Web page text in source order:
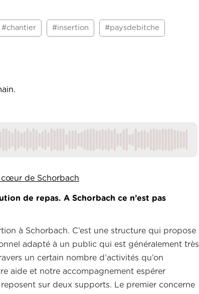
#chantier #insertion #paysdebitche
cœur de Schorbach
de repas. A Schorbach ce n’est pas
à Schorbach. C’est une structure qui propose
adapté à un public qui est généralement très
un certain nombre d’activités qu’on
aide et notre accompagnement espérer
sur deux supports. Le premier concerne